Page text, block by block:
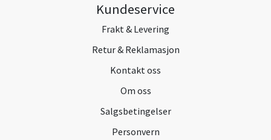
Kundeservice
Frakt & Levering
Retur & Reklamasjon
Kontakt oss
Om oss
Salgsbetingelser
Personvern